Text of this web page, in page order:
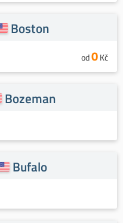
Boston
od0Kč
Bozeman
Bufalo